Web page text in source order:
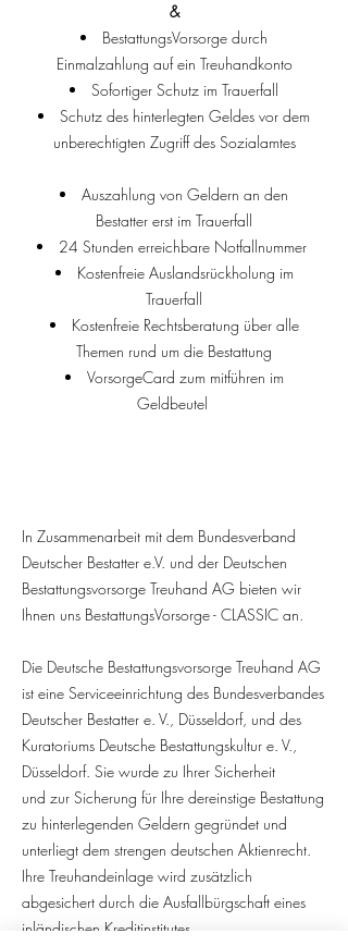
&
BestattungsVorsorge durch
Einmalzahlung auf ein Treuhandkonto
Sofortiger Schutz im Trauerfall
Schutz des hinterlegten Geldes vor dem
unberechtigten Zugriff des Sozialamtes
Auszahlung von Geldern an den
Bestatter erst im Trauerfall
24 Stunden erreichbare Notfallnummer
Kostenfreie Auslandsrückholung im
Trauerfall
Kostenfreie Rechtsberatung über alle
Themen rund um die Bestattung
VorsorgeCard zum mitführen im
Geldbeutel
In Zusammenarbeit mit dem Bundesverband
Deutscher Bestatter e.V. und der Deutschen
Bestattungsvorsorge Treuhand AG bieten wir
Ihnen uns BestattungsVorsorge - CLASSIC an.
Die Deutsche Bestattungsvorsorge Treuhand AG
ist eine Serviceeinrichtung des Bundesverbandes
Deutscher Bestatter e. V., Düsseldorf, und des
Kuratoriums Deutsche Bestattungskultur e. V.,
Düsseldorf. Sie wurde zu Ihrer Sicherheit
und zur Sicherung für Ihre dereinstige Bestattung
zu hinterlegenden Geldern gegründet und
unterliegt dem strengen deutschen Aktienrecht.
Ihre Treuhandeinlage wird zusätzlich
abgesichert durch die Ausfallbürgschaft eines
inländischen Kreditinstitutes.